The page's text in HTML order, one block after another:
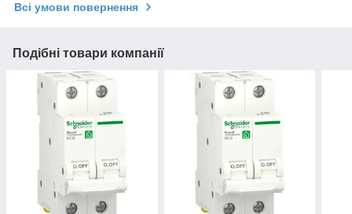
Всі умови повернення
Подібні товари компанії